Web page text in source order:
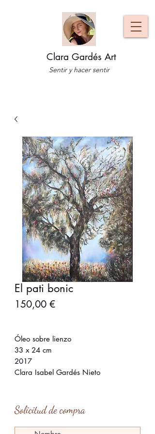
Clara Gardés Art
Sentir y hacer sentir
El pati bonic
150,00 €Precio
Óleo sobre lienzo
33 x 24 cm
2017
Clara Isabel Gardés Nieto
Solicitud de compra